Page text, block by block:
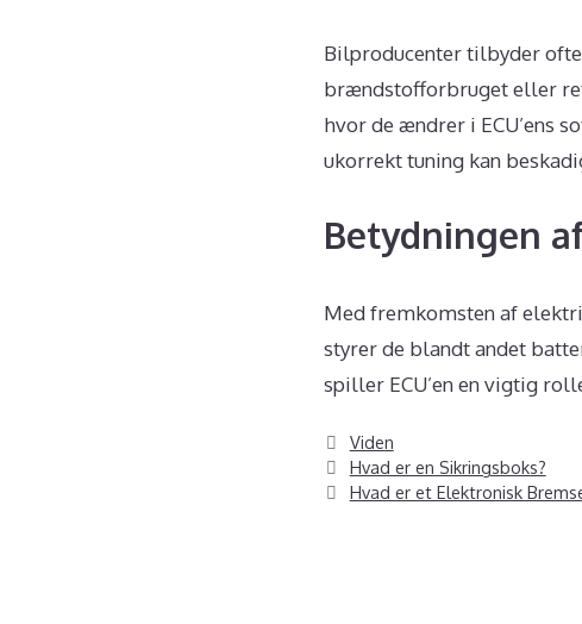
Bilproducenter tilbyder ofte
brændstofforbruget eller
hvor de ændrer i ECU’ens
ukorrekt tuning kan
Betydningen
Med fremkomsten af
styrer de blandt andet
spiller ECU’en en vigtig
Kategorier
Viden
Hvad er en Sikringsboks?
Hvad er et Elektronisk